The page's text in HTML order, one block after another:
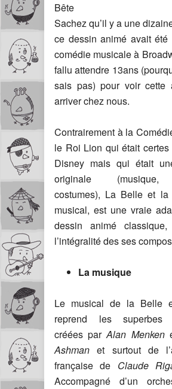
Bête
Sachez qu’il y a une
ce dessin animé avait été
comédie musicale à
fallu attendre 13ans
sais pas) pour voir cette
arriver chez nous.
Contrairement à la
le Roi Lion qui était certes
Disney mais qui était
originale (musique,
costumes), La Belle et
musical, est une vraie
dessin animé classique,
l’intégralité des ses
La musique
Le musical de la Belle
reprend les superbes
créées parAlan Menken
Ashman et surtout de
française de Claude
Accompagné d’un